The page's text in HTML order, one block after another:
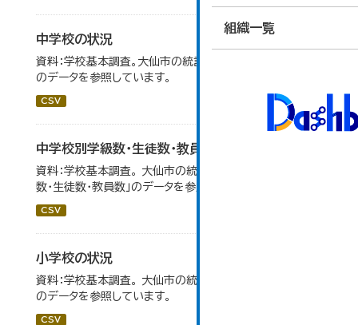
組織一覧
中学校の状況
資料：学校基本調査。大仙市の統計「14-5 中学校の状況」
のデータを参照しています。
CSV
中学校別学級数・生徒数・教員数
資料：学校基本調査。 大仙市の統計「14-6 中学校別学級
数・生徒数・教員数」のデータを参照しています。
CSV
小学校の状況
資料：学校基本調査。 大仙市の統計「14-3 小学校の状況」
のデータを参照しています。
CSV